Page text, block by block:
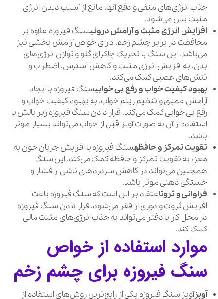
جذب انرژی‌های منفی و دفع آنها، مانع از آسیب دیدن انرژی
مثبت بدن می‌شود.
افزایش انرژی مثبت و آرامش درونیسنگ فیروزه علاوه بر
محافظت در برابر چشم زخم، دارای خواص آرامش بخشی نیز
می‌باشد. این سنگ با تحریک چاکرای گلو و توازن انرژی‌های
بدن، به افزایش انرژی مثبت و کاهش استرس، اضطراب و
تنش‌های عصبی کمک می‌کند.
بهبود کیفیت خواب و رفع بی خوابیسنگ فیروزه با ایجاد
آرامش عمیق و تنظیم ریتم خواب، به بهبود کیفیت خواب و
رفع بی خوابی کمک می‌کند. قرار دادن سنگ فیروزه زیر بالش یا
استفاده از آن به صورت آویز قبل از خواب می‌تواند بسیار موثر
باشد.
تقویت تمرکز و حافظهسنگ فیروزه با افزایش جریان خون به
مغز، به تقویت تمرکز و حافظه کمک می‌کند. این سنگ
همچنین می‌تواند در کاهش سردردهای ناشی از فشار و
خستگی ذهنی موثر باشد.
فراوانی و ثروتاعتقاد بر این است که سنگ فیروزه باعث
افزایش ثروت و دوری از فقر می‌شود. قرار دادن سنگ فیروزه
در محل کار یا دفتر می‌تواند به جذب انرژی‌های مثبت مالی
کمک کند.
موارد استفاده از خواص
سنگ فیروزه برای چشم زخم
آویزآویز سنگ فیروزه یکی از رایج‌ترین روش‌های استفاده از